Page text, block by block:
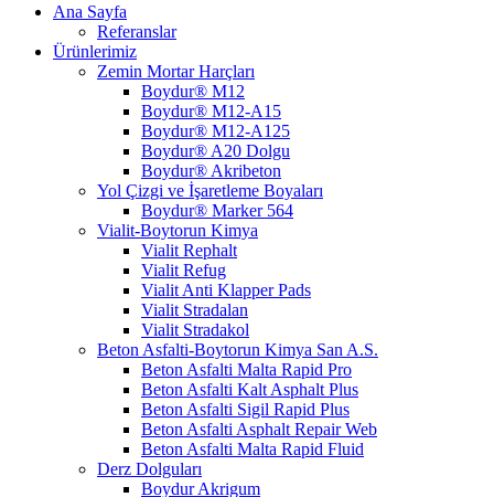
Ana Sayfa
Referanslar
Ürünlerimiz
Zemin Mortar Harçları
Boydur® M12
Boydur® M12-A15
Boydur® M12-A125
Boydur® A20 Dolgu
Boydur® Akribeton
Yol Çizgi ve İşaretleme Boyaları
Boydur® Marker 564
Vialit-Boytorun Kimya
Vialit Rephalt
Vialit Refug
Vialit Anti Klapper Pads
Vialit Stradalan
Vialit Stradakol
Beton Asfalti-Boytorun Kimya San A.S.
Beton Asfalti Malta Rapid Pro
Beton Asfalti Kalt Asphalt Plus
Beton Asfalti Sigil Rapid Plus
Beton Asfalti Asphalt Repair Web
Beton Asfalti Malta Rapid Fluid
Derz Dolguları
Boydur Akrigum